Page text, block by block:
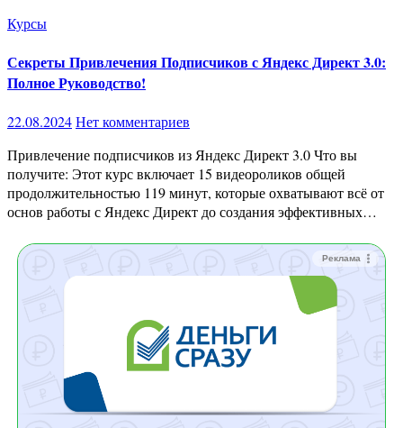
Курсы
Секреты Привлечения Подписчиков с Яндекс Директ 3.0:
Полное Руководство!
22.08.2024Нет комментариев
Привлечение подписчиков из Яндекс Директ 3.0 Что вы
получите: Этот курс включает 15 видеороликов общей
продолжительностью 119 минут, которые охватывают всё от
основ работы с Яндекс Директ до создания эффективных…
Реклама